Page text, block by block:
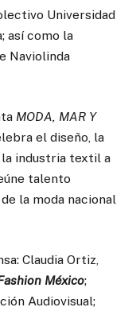
Universidad
así como la
Naviolinda
MODA, MAR Y
el diseño, la
industria textil a
talento
la moda nacional
Claudia Ortiz,
México;
Audiovisual;